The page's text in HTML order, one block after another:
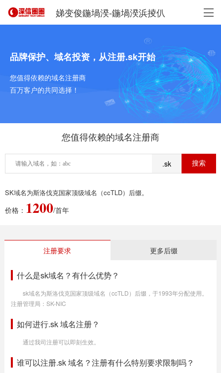
娣变俊鍦堝湀-鍦堝湀浜掕仈
品牌保护、域名投资，从注册.sk开始
您值得依赖的域名注册商
百万客户的共同选择！
您值得依赖的域名注册商
.sk
SK域名为斯洛伐克国家顶级域名（ccTLD）后缀。
价格： 1200/首年
注册要求 更多后缀
什么是sk域名？有什么优势？
sk域名为斯洛伐克国家顶级域名（ccTLD）后缀，于1993年分配使用。
注册管理局：SK-NIC
如何进行.sk 域名注册？
通过我司注册可以即刻生效。
谁可以注册.sk 域名？注册有什么特别要求限制吗？